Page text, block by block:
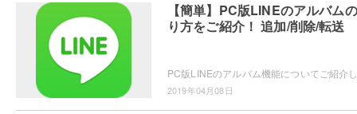
【簡単】PC版LINEのアルバム
り方をご紹介！ 追加/削除/転送
2019年04月08日